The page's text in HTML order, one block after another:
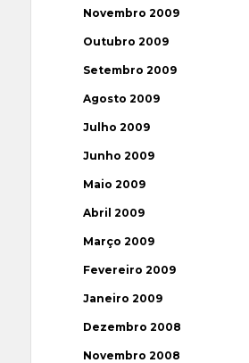
Novembro 2009
Outubro 2009
Setembro 2009
Agosto 2009
Julho 2009
Junho 2009
Maio 2009
Abril 2009
Março 2009
Fevereiro 2009
Janeiro 2009
Dezembro 2008
Novembro 2008